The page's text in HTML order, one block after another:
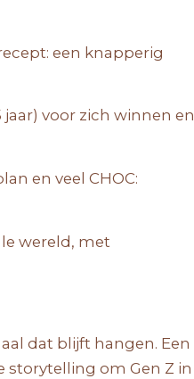
een knapperig
voor zich winnen en
en veel CHOC:
wereld, met
dat blijft hangen. Een
storytelling om Gen Z in